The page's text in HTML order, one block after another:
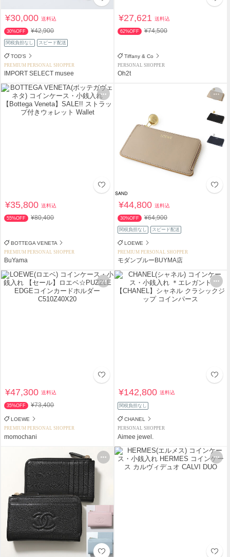
¥30,000送料込
30%OFF ¥42,900
関税負担なし スピード配送
TOD'S
PREMIUM PERSONAL SHOPPER
IMPORT SELECT musee
¥27,621送料込
62%OFF ¥74,500
Tiffany & Co
PERSONAL SHOPPER
Oh2t
¥35,800送料込
55%OFF ¥80,400
BOTTEGA VENETA
PREMIUM PERSONAL SHOPPER
BuYama
¥44,800送料込
30%OFF ¥64,900
関税負担なし スピード配送
LOEWE
PREMIUM PERSONAL SHOPPER
モダンブルーBUYMA店
¥47,300送料込
35%OFF ¥73,400
LOEWE
PREMIUM PERSONAL SHOPPER
momochani
¥142,800送料込
関税負担なし
CHANEL
PERSONAL SHOPPER
Aimee jewel.